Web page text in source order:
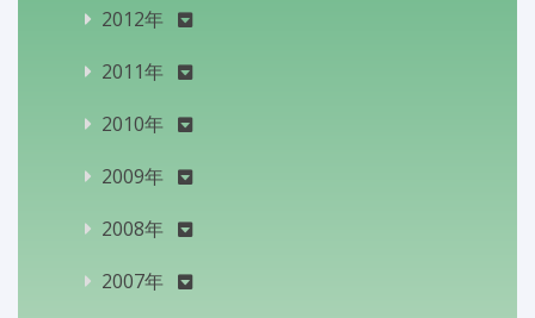
2012年
2011年
2010年
2009年
2008年
2007年